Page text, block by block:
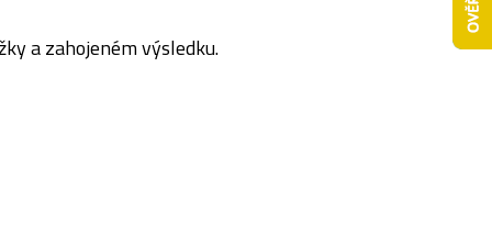
a zahojeném výsledku.